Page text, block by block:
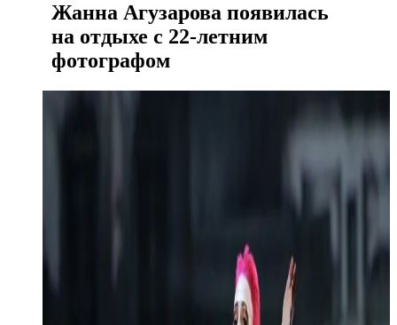
Жанна Агузарова появилась
на отдыхе с 22-летним
фотографом